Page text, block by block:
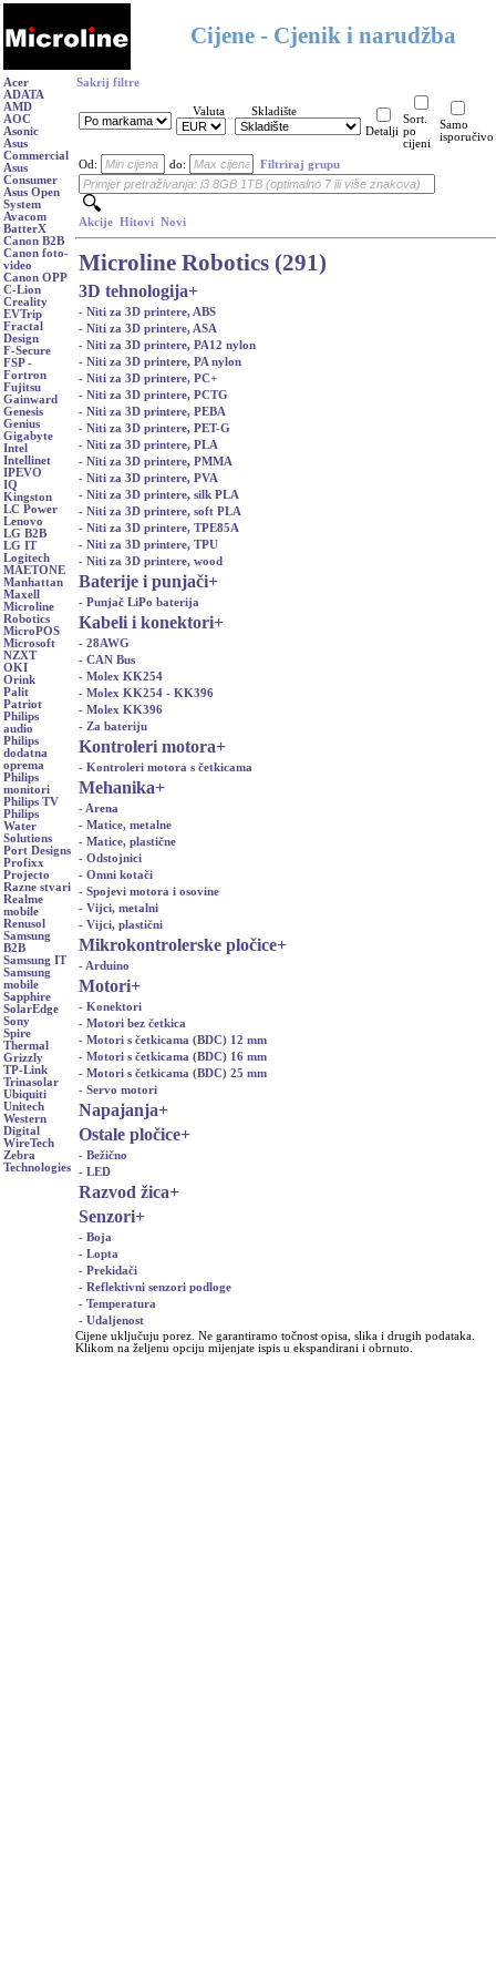
Cijene - Cjenik i narudžba
Acer
ADATA
AMD
AOC
Asonic
Asus
Commercial
Asus
Consumer
Asus Open
System
Avacom
BatterX
Canon B2B
Canon foto-
video
Canon OPP
C-Lion
Creality
EVTrip
Fractal
Design
F-Secure
FSP -
Fortron
Fujitsu
Gainward
Genesis
Genius
Gigabyte
Intel
Intellinet
IPEVO
IQ
Kingston
LC Power
Lenovo
LG B2B
LG IT
Logitech
MAETONE
Manhattan
Maxell
Microline
Robotics
MicroPOS
Microsoft
NZXT
OKI
Orink
Palit
Patriot
Philips
audio
Philips
dodatna
oprema
Philips
monitori
Philips TV
Philips
Water
Solutions
Port Designs
Profixx
Projecto
Razne stvari
Realme
mobile
Renusol
Samsung
B2B
Samsung IT
Samsung
mobile
Sapphire
SolarEdge
Sony
Spire
Thermal
Grizzly
TP-Link
Trinasolar
Ubiquiti
Unitech
Western
Digital
WireTech
Zebra
Technologies
Sakrij filtre
Valuta
Skladište
Detalji
Sort.
po
cijeni
Samo
isporučivo
Od: do: Filtriraj grupu
Akcije Hitovi Novi
Microline Robotics (291)
3D tehnologija+
- Niti za 3D printere, ABS
- Niti za 3D printere, ASA
- Niti za 3D printere, PA12 nylon
- Niti za 3D printere, PA nylon
- Niti za 3D printere, PC+
- Niti za 3D printere, PCTG
- Niti za 3D printere, PEBA
- Niti za 3D printere, PET-G
- Niti za 3D printere, PLA
- Niti za 3D printere, PMMA
- Niti za 3D printere, PVA
- Niti za 3D printere, silk PLA
- Niti za 3D printere, soft PLA
- Niti za 3D printere, TPE85A
- Niti za 3D printere, TPU
- Niti za 3D printere, wood
Baterije i punjači+
- Punjač LiPo baterija
Kabeli i konektori+
- 28AWG
- CAN Bus
- Molex KK254
- Molex KK254 - KK396
- Molex KK396
- Za bateriju
Kontroleri motora+
- Kontroleri motora s četkicama
Mehanika+
- Arena
- Matice, metalne
- Matice, plastične
- Odstojnici
- Omni kotači
- Spojevi motora i osovine
- Vijci, metalni
- Vijci, plastični
Mikrokontrolerske pločice+
- Arduino
Motori+
- Konektori
- Motori bez četkica
- Motori s četkicama (BDC) 12 mm
- Motori s četkicama (BDC) 16 mm
- Motori s četkicama (BDC) 25 mm
- Servo motori
Napajanja+
Ostale pločice+
- Bežično
- LED
Razvod žica+
Senzori+
- Boja
- Lopta
- Prekidači
- Reflektivni senzori podloge
- Temperatura
- Udaljenost
Cijene uključuju porez. Ne garantiramo točnost opisa, slika i drugih podataka.
Klikom na željenu opciju mijenjate ispis u ekspandirani i obrnuto.